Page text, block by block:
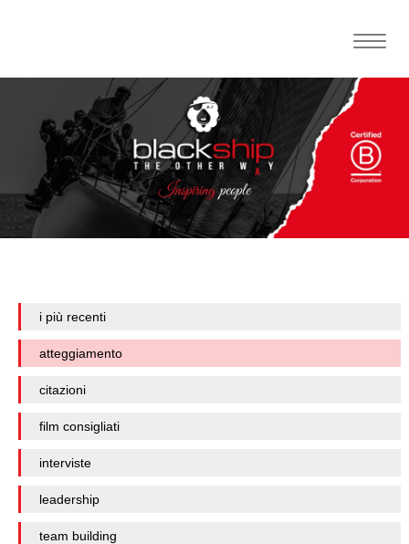
Toggle
i più recenti
atteggiamento
citazioni
film consigliati
interviste
leadership
team building